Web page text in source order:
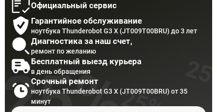
Официальный сервис
Гарантийное обслуживание
ноутбука Thunderobot G3 X (JT009T00BRU) до 3 лет
Диагностика за наш счет,
ремонт по желанию
Бесплатный выезд курьера
в день обращения
Срочный ремонт
ноутбука Thunderobot G3 X (JT009T00BRU) от 35
минут